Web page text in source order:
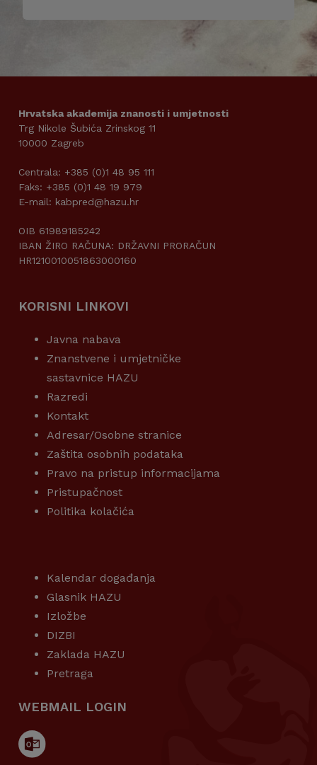
Hrvatska akademija znanosti i umjetnosti
Trg Nikole Šubića Zrinskog 11
10000 Zagreb
Centrala: +385 (0)1 48 95 111
Faks: +385 (0)1 48 19 979
E-mail: kabpred@hazu.hr
OIB 61989185242
IBAN ŽIRO RAČUNA: DRŽAVNI PRORAČUN
HR1210010051863000160
KORISNI LINKOVI
Javna nabava
Znanstvene i umjetničke
sastavnice HAZU
Razredi
Kontakt
Adresar/Osobne stranice
Zaštita osobnih podataka
Pravo na pristup informacijama
Pristupačnost
Politika kolačića
Kalendar događanja
Glasnik HAZU
Izložbe
DIZBI
Zaklada HAZU
Pretraga
WEBMAIL LOGIN